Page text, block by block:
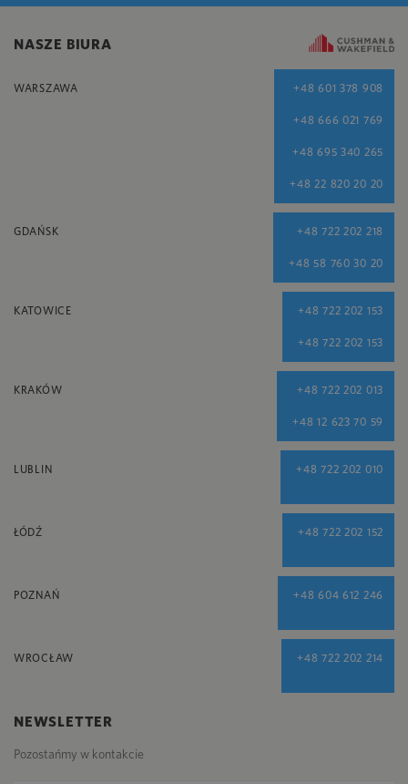
NASZE BIURA
WARSZAWA +48 601 378 908
+48 666 021 769
+48 695 340 265
+48 22 820 20 20
GDAŃSK +48 722 202 218
+48 58 760 30 20
KATOWICE +48 722 202 153
+48 722 202 153
KRAKÓW +48 722 202 013
+48 12 623 70 59
LUBLIN +48 722 202 010
ŁÓDŹ +48 722 202 152
POZNAŃ +48 604 612 246
WROCŁAW +48 722 202 214
NEWSLETTER
Pozostańmy w kontakcie